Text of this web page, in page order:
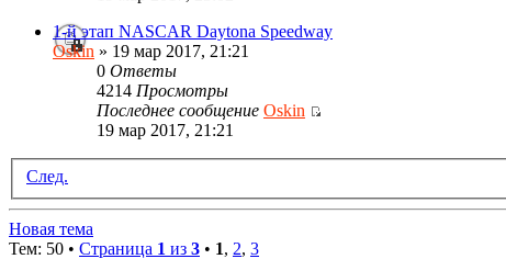
1-й этап NASCAR Daytona Speedway
Oskin » 19 мар 2017, 21:21
0 Ответы
4214 Просмотры
Последнее сообщение Oskin
19 мар 2017, 21:21
След.
Новая тема
Тем: 50 • Страница 1 из 3 • 1, 2, 3